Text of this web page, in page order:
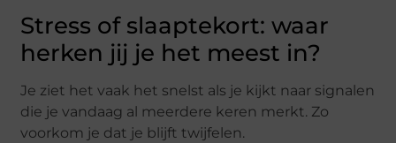
Stress of slaaptekort: waar
herken jij je het meest in?
Je ziet het vaak het snelst als je kijkt naar signalen
die je vandaag al meerdere keren merkt. Zo
voorkom je dat je blijft twijfelen.